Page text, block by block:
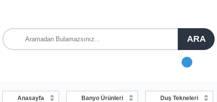
ARA
Anasayfa Banyo Ürünleri Duş Tekneleri